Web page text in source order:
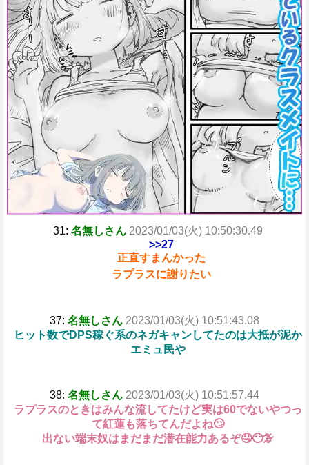
31: 名無しさん 2023/01/03(火) 10:50:30.49
>>27
正直すまんかった
ラプラスに謝りたい
37: 名無しさん 2023/01/03(火) 10:51:43.08
ヒット数でDPS稼ぐ系のネガキャンしてたのは大抵が泥か
エミュ民や
38: 名無しさん 2023/01/03(火) 10:51:57.44
ラプラスのときはみんな流してたけど実は60でないやつっ
て紅蓮も落ちてんだよね🙄
出ない端末奴はまだまだ潜在能力あるぞ🤤😶‍🌫